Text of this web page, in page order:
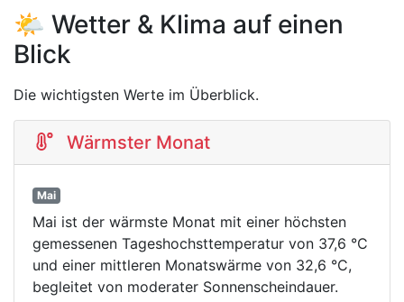
🌤️ Wetter & Klima auf einen
Blick
Die wichtigsten Werte im Überblick.
Wärmster Monat
Mai
Mai ist der wärmste Monat mit einer höchsten
gemessenen Tageshochsttemperatur von 37,6 °C
und einer mittleren Monatswärme von 32,6 °C,
begleitet von moderater Sonnenscheindauer.